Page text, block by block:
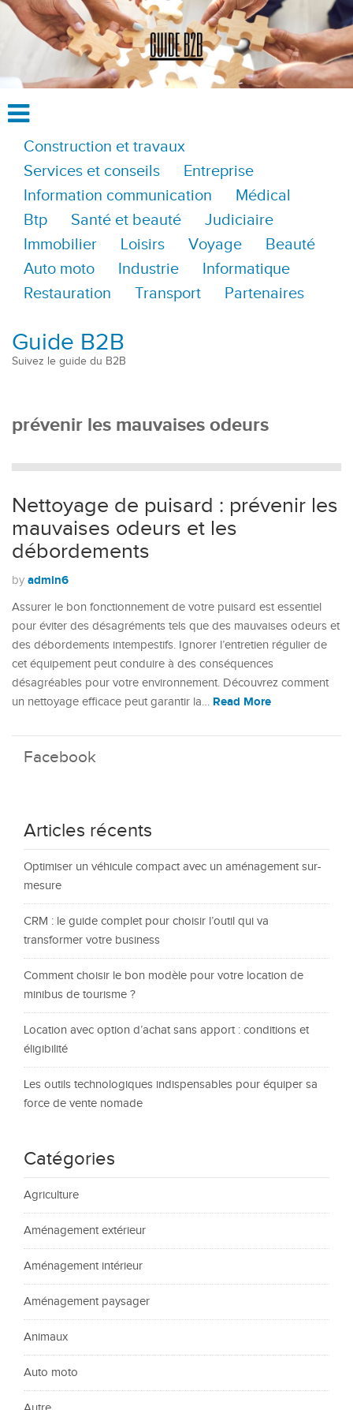
Construction et travaux
Services et conseils
Entreprise
Information communication
Médical
Btp
Santé et beauté
Judiciaire
Immobilier
Loisirs Voyage
Beauté
Auto moto
Industrie
Informatique
Restauration
Transport Partenaires
Guide B2B
Suivez le guide du B2B
prévenir les mauvaises odeurs
Nettoyage de puisard : prévenir les
mauvaises odeurs et les
débordements
by admin6
Assurer le bon fonctionnement de votre puisard est essentiel
pour éviter des désagréments tels que des mauvaises odeurs et
des débordements intempestifs. Ignorer l’entretien régulier de
cet équipement peut conduire à des conséquences
désagréables pour votre environnement. Découvrez comment
un nettoyage efficace peut garantir la… Read More
Facebook
Articles récents
Optimiser un véhicule compact avec un aménagement sur-
mesure
CRM : le guide complet pour choisir l’outil qui va
transformer votre business
Comment choisir le bon modèle pour votre location de
minibus de tourisme ?
Location avec option d’achat sans apport : conditions et
éligibilité
Les outils technologiques indispensables pour équiper sa
force de vente nomade
Catégories
Agriculture
Aménagement extérieur
Aménagement intérieur
Aménagement paysager
Animaux
Auto moto